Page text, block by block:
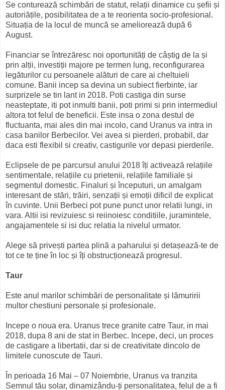
Se conturează schimbări de statut, relații dinamice cu șefii și
autoriățile, posibilitatea de a te reorienta socio-profesional.
Situația de la locul de muncă se ameliorează după 6
August.
Financiar se întrezăresc noi oportunități de câștig de la și
prin alții, investiții majore pe termen lung, reconfigurarea
legăturilor cu persoanele alături de care ai cheltuieli
comune. Banii incep sa devina un subiect fierbinte, iar
surprizele se tin lant in 2018. Poti castiga din surse
neasteptate, iti pot inmulti banii, poti primi si prin intermediul
altora tot felul de beneficii. Este insa o zona destul de
fluctuanta, mai ales din mai incolo, cand Uranus va intra in
casa banilor Berbecilor. Vei avea si pierderi, probabil, dar
daca esti flexibil si creativ, castigurile vor depasi pierderile.
Eclipsele de pe parcursul anului 2018 îți activează relațiile
sentimentale, relațiile cu prietenii, relațiile familiale și
segmentul domestic. Finaluri și începuturi, un amalgam
interesant de stări, trăiri, senzații și emoții dificil de explicat
în cuvinte. Unii Berbeci pot pune punct unor relatii lungi, in
vara. Altii isi revizuiesc si reiinoiesc conditiile, juramintele,
angajamentele si isi duc relatia la nivelul urmator.
Alege să privești partea plină a paharului și detașează-te de
tot ce te ține în loc și îți obstrucționează progresul.
Taur
Este anul marilor schimbări de personalitate și lămuririi
multor chestiuni personale și profesionale.
Incepe o noua era. Uranus trece granite catre Taur, in mai
2018, dupa 8 ani de stat in Berbec. Incepe, deci, un proces
de castigare a libertatii, dar si de creativitate dincolo de
limitele cunoscute de Tauri.
În perioada 16 Mai – 07 Noiembrie, Uranus va tranzita
Semnul tău solar, dinamizându-ți personalitatea, felul de a fi